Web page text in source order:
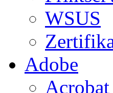
WSUS
Adobe
Acrobat